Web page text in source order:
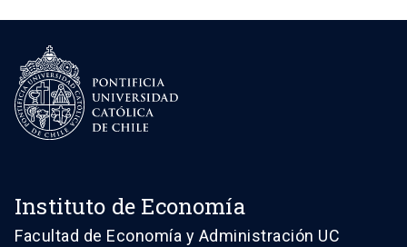
Instituto de Economía
Facultad de Economía y Administración UC